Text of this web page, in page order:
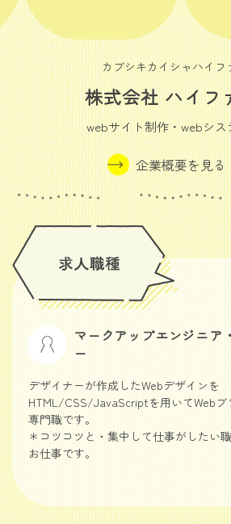
カブシキカイシャハイフ
株式会社 ハイフ
webサイト制作・webシス
企業概要を見る
マークアップエンジニア
ー
デザイナーが作成したWebデザインを
HTML/CSS/JavaScriptを用いてWebブ
専門職です。
＊コツコツと・集中して仕事がしたい
お仕事です。